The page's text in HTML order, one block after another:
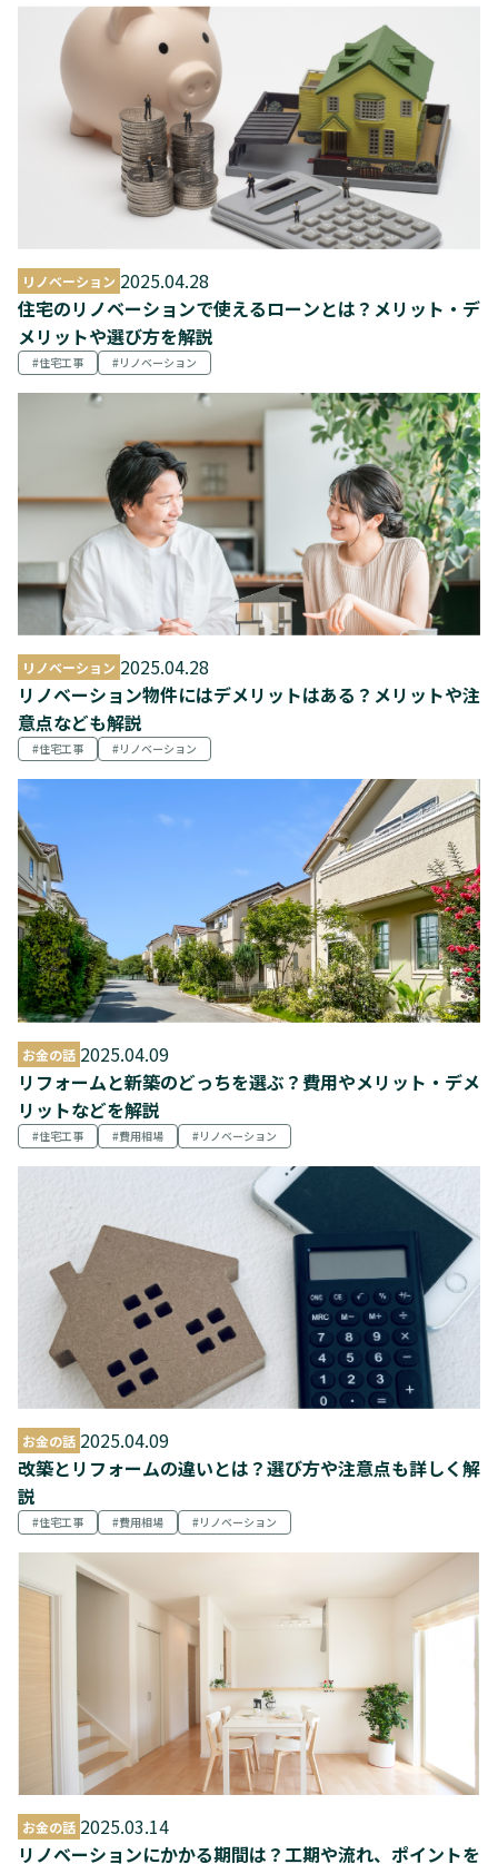
リノベーション 2025.04.28
住宅のリノベーションで使えるローンとは？メリット・デ
メリットや選び方を解説
住宅工事 リノベーション
リノベーション 2025.04.28
リノベーション物件にはデメリットはある？メリットや注
意点なども解説
住宅工事 リノベーション
お金の話 2025.04.09
リフォームと新築のどっちを選ぶ？費用やメリット・デメ
リットなどを解説
住宅工事 費用相場 リノベーション
お金の話 2025.04.09
改築とリフォームの違いとは？選び方や注意点も詳しく解
説
住宅工事 費用相場 リノベーション
お金の話 2025.03.14
リノベーションにかかる期間は？工期や流れ、ポイントを